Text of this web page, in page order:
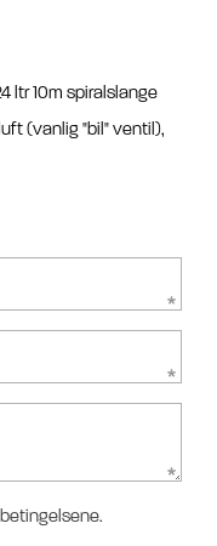
ltr 10m spiralslange
(vanlig "bil" ventil),